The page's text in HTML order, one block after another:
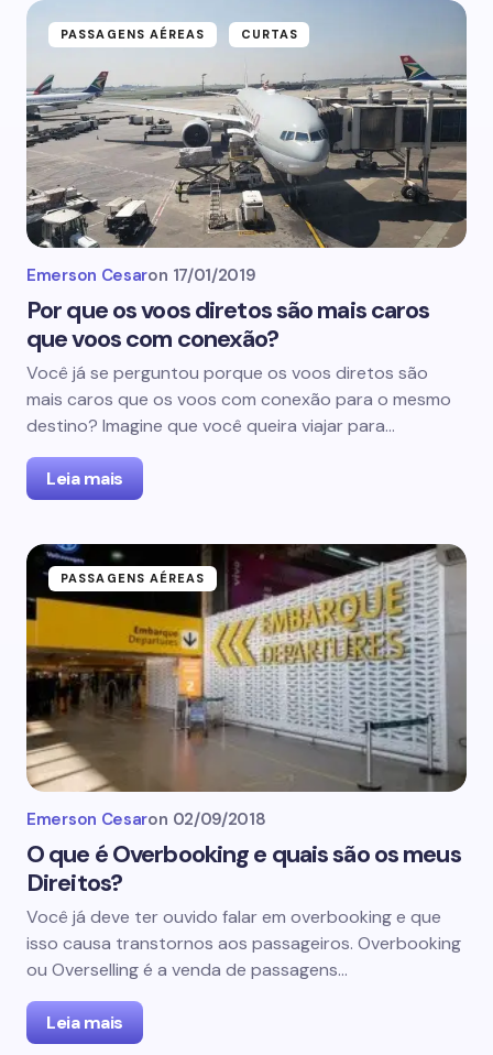
PASSAGENS AÉREAS CURTAS
Emerson Cesaron 17/01/2019
Por que os voos diretos são mais caros
que voos com conexão?
Você já se perguntou porque os voos diretos são
mais caros que os voos com conexão para o mesmo
destino? Imagine que você queira viajar para…
Leia mais
PASSAGENS AÉREAS
Emerson Cesaron 02/09/2018
O que é Overbooking e quais são os meus
Direitos?
Você já deve ter ouvido falar em overbooking e que
isso causa transtornos aos passageiros. Overbooking
ou Overselling é a venda de passagens…
Leia mais